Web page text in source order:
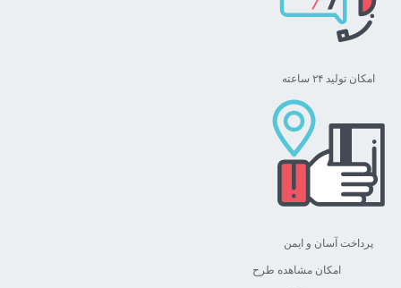
امکان تولید ۲۴ ساعته
پرداخت آسان و ایمن
امکان مشاهده طرح